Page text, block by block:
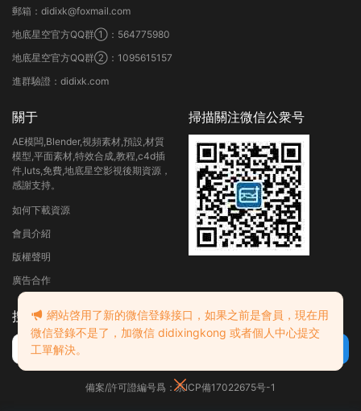
郵箱：didixk@foxmail.com
地底星空官方QQ群①：564775980
地底星空官方QQ群②：1095615157
進群驗證：didixk.com
關于
AE模闆,Blender,視頻素材,預設,材質
模型,平面素材,特效合成,教程,c4d插
件,luts,免費,地底星空影視後期資源，
感謝支持。
如何下載資源
會員介紹
版權聲明
廣告合作
掃描關注微信公衆号
搜索
備案/許可證編号爲：京ICP備17022675号-1
網站啓用了新的微信登錄接口，如果之前是會員，現在用
微信登錄不是了，加微信 didixingkong 或者個人中心提交
工單解決。